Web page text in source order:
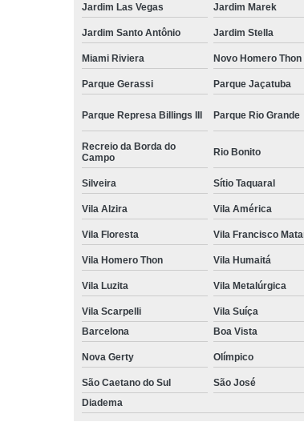
Jardim Las Vegas Jardim Marek
Jardim Santo Antônio Jardim Stella
Miami Riviera Novo Homero Thon
Parque Gerassi Parque Jaçatuba
Parque Represa Billings III Parque Rio Grande
Recreio da Borda do
Campo
Rio Bonito
Silveira Sítio Taquaral
Vila Alzira Vila América
Vila Floresta Vila Francisco
Vila Homero Thon Vila Humaitá
Vila Luzita Vila Metalúrgica
Vila Scarpelli Vila Suíça
Barcelona
Boa Vista
Nova Gerty Olímpico
São Caetano do Sul
São José
Diadema